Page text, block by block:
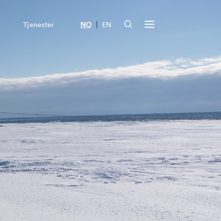
Tjenester NO | EN